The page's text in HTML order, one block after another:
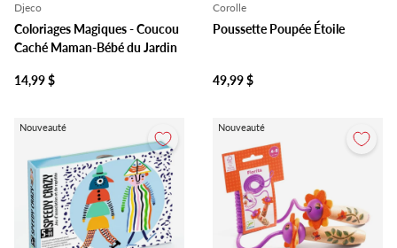
Djeco
Coloriages Magiques - Coucou
Caché Maman-Bébé du Jardin
14,99 $
Corolle
Poussette Poupée Étoile
49,99 $
Nouveauté Nouveauté